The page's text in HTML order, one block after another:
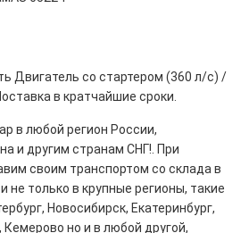
Двигатель со стартером (360 л/с) /
в кратчайшие сроки.
в любой регион России,
и другим странам СНГ!. При
своим транспортом со склада в
не только в крупные регионы, такие
Новосибирск, Екатеринбург,
Кемерово но и в любой другой,